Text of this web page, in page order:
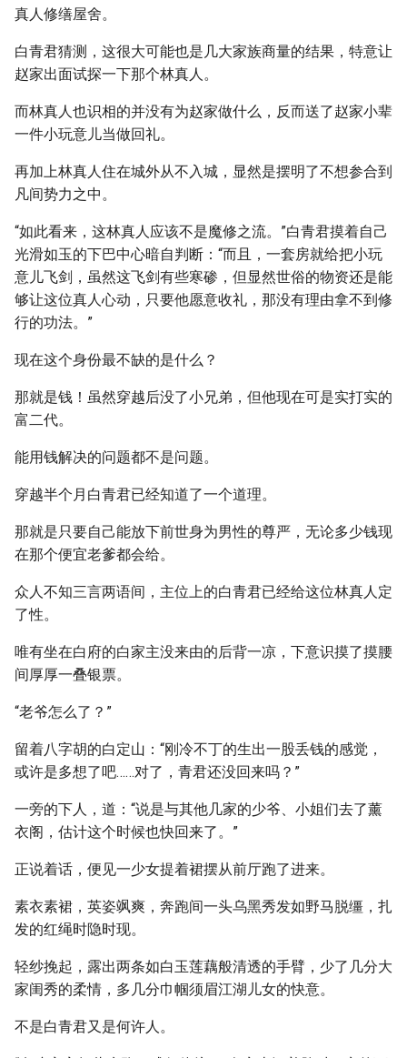
真人修缮屋舍。
白青君猜测，这很大可能也是几大家族商量的结果，特意让
赵家出面试探一下那个林真人。
而林真人也识相的并没有为赵家做什么，反而送了赵家小辈
一件小玩意儿当做回礼。
再加上林真人住在城外从不入城，显然是摆明了不想参合到
凡间势力之中。
“如此看来，这林真人应该不是魔修之流。”白青君摸着自己
光滑如玉的下巴中心暗自判断：“而且，一套房就给把小玩
意儿飞剑，虽然这飞剑有些寒碜，但显然世俗的物资还是能
够让这位真人心动，只要他愿意收礼，那没有理由拿不到修
行的功法。”
现在这个身份最不缺的是什么？
那就是钱！虽然穿越后没了小兄弟，但他现在可是实打实的
富二代。
能用钱解决的问题都不是问题。
穿越半个月白青君已经知道了一个道理。
那就是只要自己能放下前世身为男性的尊严，无论多少钱现
在那个便宜老爹都会给。
众人不知三言两语间，主位上的白青君已经给这位林真人定
了性。
唯有坐在白府的白家主没来由的后背一凉，下意识摸了摸腰
间厚厚一叠银票。
“老爷怎么了？”
留着八字胡的白定山：“刚冷不丁的生出一股丢钱的感觉，
或许是多想了吧……对了，青君还没回来吗？”
一旁的下人，道：“说是与其他几家的少爷、小姐们去了薰
衣阁，估计这个时候也快回来了。”
正说着话，便见一少女提着裙摆从前厅跑了进来。
素衣素裙，英姿飒爽，奔跑间一头乌黑秀发如野马脱缰，扎
发的红绳时隐时现。
轻纱挽起，露出两条如白玉莲藕般清透的手臂，少了几分大
家闺秀的柔情，多几分巾帼须眉江湖儿女的快意。
不是白青君又是何许人。